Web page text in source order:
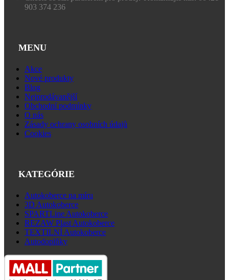
903 374 236
MENU
Akce
Nové produkty
Blog
Nejprodávanější
Obchodní podmínky
O nás
Zásady ochrany osobních údajů
Cookies
KATEGÓRIE
Autokoberce na míru
3D Autokoberce
SPARTLine Autokoberce
REZAW Plast Autokoberce
TEXTILNÍ Autokoberce
Autodoplňky